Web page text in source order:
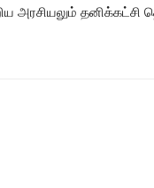
அரசியலும்